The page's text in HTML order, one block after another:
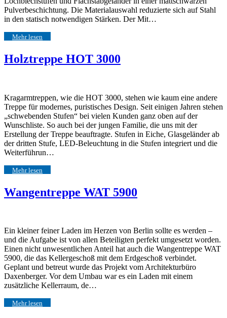
Pulverbeschichtung. Die Materialauswahl reduzierte sich auf Stahl
in den statisch notwendigen Stärken. Der Mit…
Mehr lesen
Holztreppe HOT 3000
Kragarmtreppen, wie die HOT 3000, stehen wie kaum eine andere
Treppe für modernes, puristisches Design. Seit einigen Jahren stehen
„schwebenden Stufen“ bei vielen Kunden ganz oben auf der
Wunschliste. So auch bei der jungen Familie, die uns mit der
Erstellung der Treppe beauftragte. Stufen in Eiche, Glasgeländer ab
der dritten Stufe, LED-Beleuchtung in die Stufen integriert und die
Weiterführun…
Mehr lesen
Wangentreppe WAT 5900
Ein kleiner feiner Laden im Herzen von Berlin sollte es werden –
und die Aufgabe ist von allen Beteiligten perfekt umgesetzt worden.
Einen nicht unwesentlichen Anteil hat auch die Wangentreppe WAT
5900, die das Kellergeschoß mit dem Erdgeschoß verbindet.
Geplant und betreut wurde das Projekt vom Architekturbüro
Daxenberger. Vor dem Umbau war es ein Laden mit einem
zusätzliche Kellerraum, de…
Mehr lesen